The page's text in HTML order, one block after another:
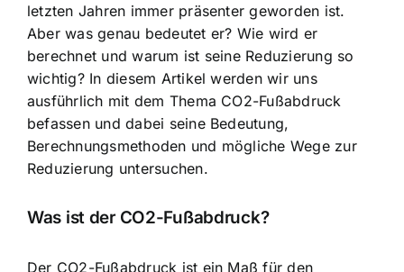
letzten Jahren immer präsenter geworden ist.
Aber was genau bedeutet er? Wie wird er
berechnet und warum ist seine Reduzierung so
wichtig? In diesem Artikel werden wir uns
ausführlich mit dem Thema CO2-Fußabdruck
befassen und dabei seine Bedeutung,
Berechnungsmethoden und mögliche Wege zur
Reduzierung untersuchen.
Was ist der CO2-Fußabdruck?
Der CO2-Fußabdruck ist ein Maß für den